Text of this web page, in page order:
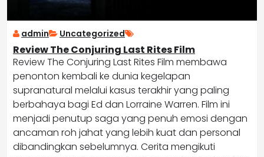
admin Uncategorized
Review The Conjuring Last Rites Film
Review The Conjuring Last Rites Film membawa
penonton kembali ke dunia kegelapan
supranatural melalui kasus terakhir yang paling
berbahaya bagi Ed dan Lorraine Warren. Film ini
menjadi penutup saga yang penuh emosi dengan
ancaman roh jahat yang lebih kuat dan personal
dibandingkan sebelumnya. Cerita mengikuti